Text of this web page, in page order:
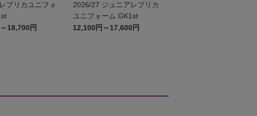
18,700円
2026/27 ジュニアレプリカ
ユニフォーム GK1st
12,100円～17,600円